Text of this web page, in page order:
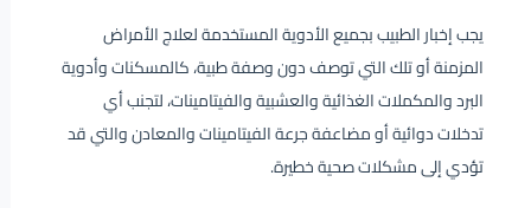
يجب إخبار الطبيب بجميع الأدوية المستخدمة لعلاج الأمراض
المزمنة أو تلك التي توصف دون وصفة طبية، كالمسكنات وأدوية
البرد والمكملات الغذائية والعشبية والفيتامينات، لتجنب أي
تدخلات دوائية أو مضاعفة جرعة الفيتامينات والمعادن والتي قد
تؤدي إلى مشكلات صحية خطيرة.